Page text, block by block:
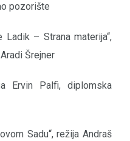
pozorište
Ladik – Strana materija“,
Šrejner
Ervin Palfi, diplomska
Sadu“, režija Andraš